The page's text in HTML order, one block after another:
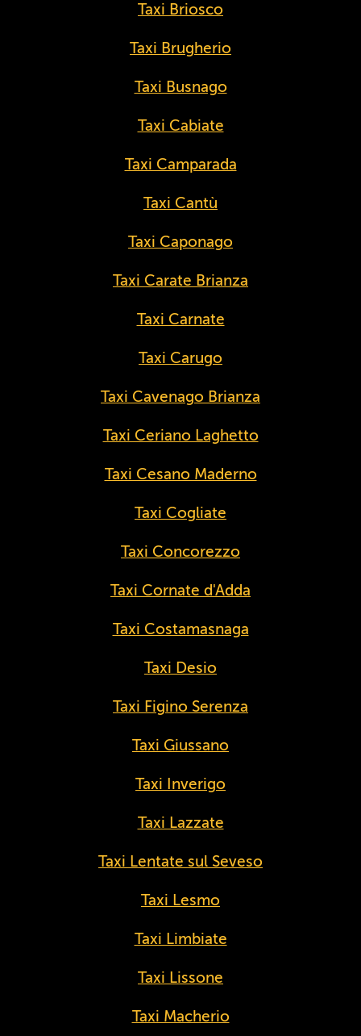
Taxi Briosco
Taxi Brugherio
Taxi Busnago
Taxi Cabiate
Taxi Camparada
Taxi Cantù
Taxi Caponago
Taxi Carate Brianza
Taxi Carnate
Taxi Carugo
Taxi Cavenago Brianza
Taxi Ceriano Laghetto
Taxi Cesano Maderno
Taxi Cogliate
Taxi Concorezzo
Taxi Cornate d'Adda
Taxi Costamasnaga
Taxi Desio
Taxi Figino Serenza
Taxi Giussano
Taxi Inverigo
Taxi Lazzate
Taxi Lentate sul Seveso
Taxi Lesmo
Taxi Limbiate
Taxi Lissone
Taxi Macherio